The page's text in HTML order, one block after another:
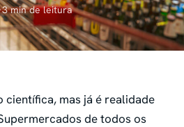
3 min de leitura
científica, mas já é realidade
de todos os